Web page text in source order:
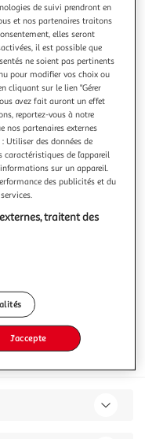
elles seront
de
ce produit ?
de suivi prendront en
et nos partenaires traitons
elles seront
il est possible que
ne soient pas pertinents
pour modifier vos choix ou
cliquant sur le lien "Gérer
avez fait auront un effet
reportez-vous à notre
nos partenaires externes
Utiliser des données de
de l’appareil
sur un appareil.
des publicités et du
traitent des
J'accepte